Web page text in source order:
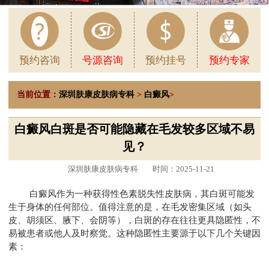
预约咨询 号源咨询 预约挂号 预约专家
当前位置： 深圳肤康皮肤病专科 > 白癜风>
白癜风白斑是否可能隐藏在毛发较多区域不易
见？
深圳肤康皮肤病专科 时间：2025-11-21
白癜风作为一种获得性色素脱失性皮肤病，其白斑可能发
生于身体的任何部位。值得注意的是，在毛发密集区域（如头
皮、胡须区、腋下、会阴等），白斑的存在往往更具隐匿性，不
易被患者或他人及时察觉。这种隐匿性主要源于以下几个关键因
素：